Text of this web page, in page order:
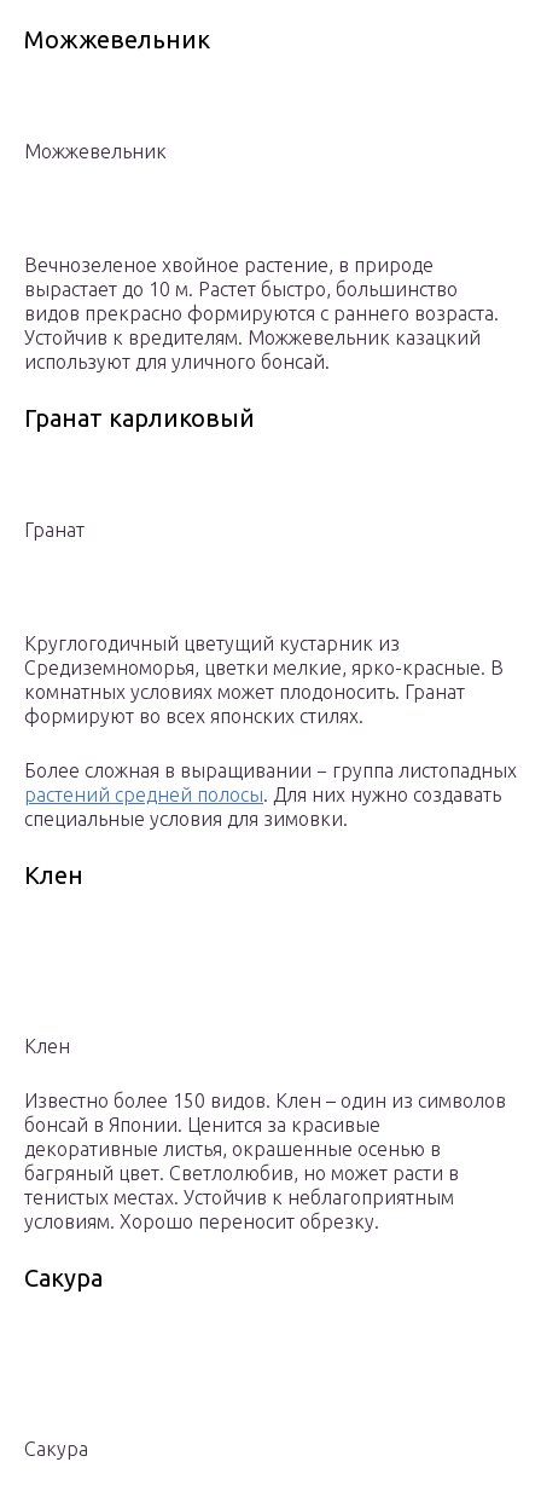
Можжевельник
Можжевельник
Вечнозеленое хвойное растение, в природе
вырастает до 10 м. Растет быстро, большинство
видов прекрасно формируются с раннего возраста.
Устойчив к вредителям. Можжевельник казацкий
используют для уличного бонсай.
Гранат карликовый
Гранат
Круглогодичный цветущий кустарник из
Средиземноморья, цветки мелкие, ярко-красные. В
комнатных условиях может плодоносить. Гранат
формируют во всех японских стилях.
Более сложная в выращивании − группа листопадных
растений средней полосы. Для них нужно создавать
специальные условия для зимовки.
Клен
Клен
Известно более 150 видов. Клен – один из символов
бонсай в Японии. Ценится за красивые
декоративные листья, окрашенные осенью в
багряный цвет. Светлолюбив, но может расти в
тенистых местах. Устойчив к неблагоприятным
условиям. Хорошо переносит обрезку.
Сакура
Сакура